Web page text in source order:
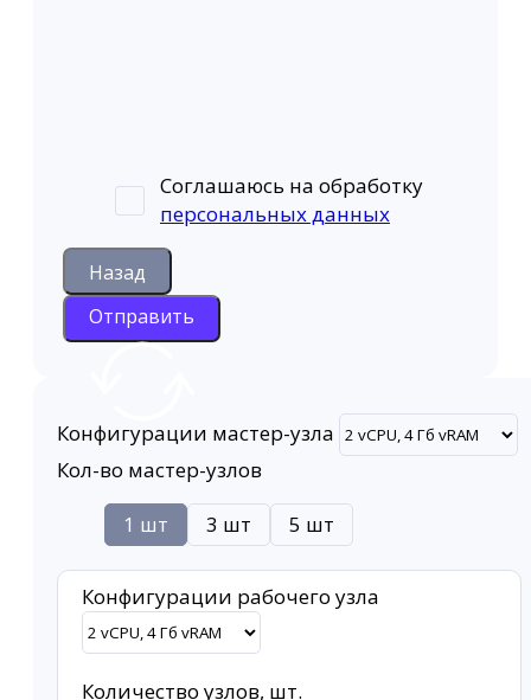
Соглашаюсь на обработку
персональных данных
Назад
Отправить
Конфигурации мастер-узла
Кол-во мастер-узлов
1 шт
3 шт 5 шт
Конфигурации рабочего узла
Количество узлов, шт.